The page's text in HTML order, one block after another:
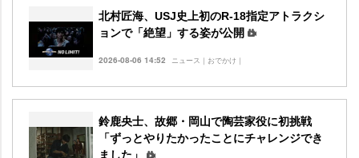
北村匠海、USJ史上初のR-18指定アトラクシ
ョンで「絶望」する姿が公開
2026-08-06 14:52 ニュース｜おでかけ｜
鈴鹿央士、故郷・岡山で陶芸家役に初挑戦
「ずっとやりたかったことにチャレンジでき
ました」